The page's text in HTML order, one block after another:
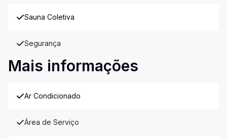
Sauna Coletiva
Segurança
Mais informações
Ar Condicionado
Área de Serviço